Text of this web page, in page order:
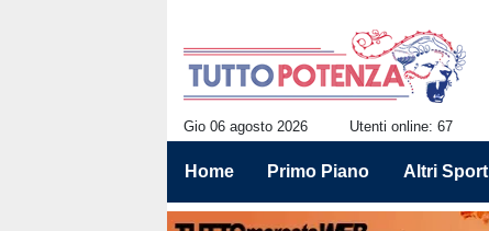
Gio 06 agosto 2026 Utenti online: 67
Home Primo Piano Altri Sport